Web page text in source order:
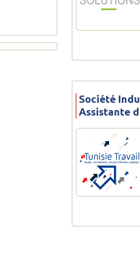
Société
Assistante